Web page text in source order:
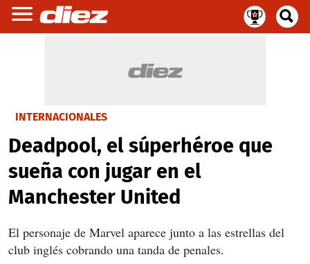
INTERNACIONALES
Deadpool, el súperhéroe que
sueña con jugar en el
Manchester United
El personaje de Marvel aparece junto a las estrellas del
club inglés cobrando una tanda de penales.